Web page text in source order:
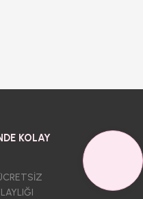
KOLAY